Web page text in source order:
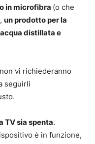
in microfibra (o che
un prodotto per la
distillata e
vi richiederanno
seguirli
TV sia spenta.
è in funzione,